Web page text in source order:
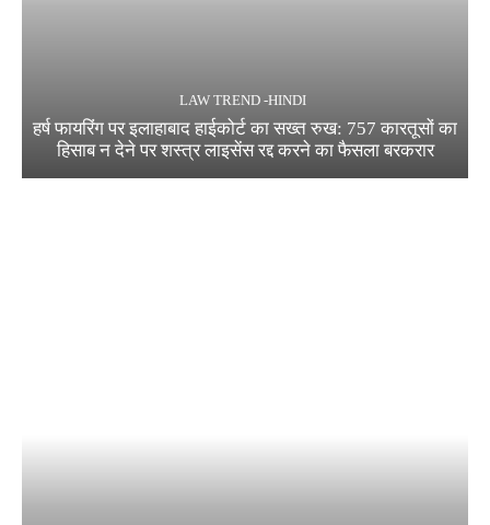
LAW TREND -HINDI
हर्ष फायरिंग पर इलाहाबाद हाईकोर्ट का सख्त रुख: 757 कारतूसों का
हिसाब न देने पर शस्त्र लाइसेंस रद्द करने का फैसला बरकरार